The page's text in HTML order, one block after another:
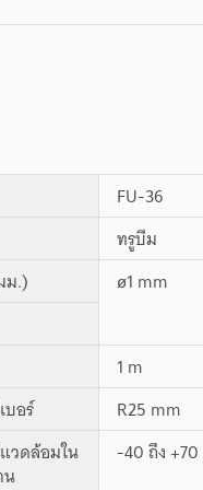
FU-36
ทรูบีม
ม.)
ø1 mm
1 m
บอร์
R25 mm
ดล้อมใน
น
-40 ถึง +70